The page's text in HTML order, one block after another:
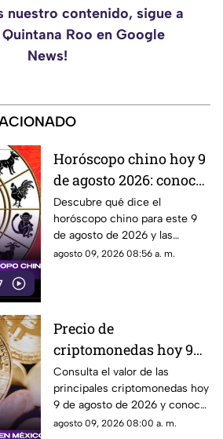
nuestro contenido, sigue a
Roo en Google
News!
Horóscopo chino hoy 9
de agosto 2026: conoce
las predicciones según
tu signo oriental
Descubre qué dice el
horóscopo chino para este 9
de agosto de 2026 y las
predicciones para cada signo
agosto 09, 2026 08:56 a. m.
Precio de
criptomonedas hoy 9
de agosto 2026 en
México: consulta su
valor actualizado
Consulta el valor de las
principales criptomonedas hoy
9 de agosto de 2026 y conoce
cómo cotizan en México.
agosto 09, 2026 08:00 a. m.